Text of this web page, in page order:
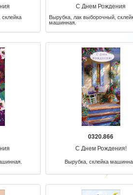
С Днем Рождения
Вырубка, лак выборочный,
машинная.
0320.866
С Днем Рождения!
Вырубка, склейка